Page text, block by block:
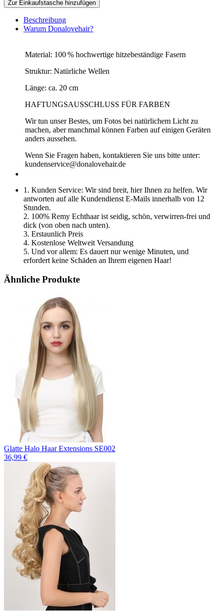
Zur Einkaufstasche hinzufügen
Beschreibung
Warum Donalovehair?
Material: 100 % hochwertige hitzebeständige Fasern
Struktur: Natürliche Wellen
Länge: ca. 20 cm
HAFTUNGSAUSSCHLUSS FÜR FARBEN
Wir tun unser Bestes, um Fotos bei natürlichem Licht zu
machen, aber manchmal können Farben auf einigen Geräten
anders aussehen.
Wenn Sie Fragen haben, kontaktieren Sie uns bitte unter:
kundenservice@donalovehair.de
1. Kunden Service: Wir sind breit, hier Ihnen zu helfen. Wir
antworten auf alle Kundendienst E-Mails innerhalb von 12
Stunden.
2. 100% Remy Echthaar ist seidig, schön, verwirren-frei und
dick (von oben nach unten).
3. Erstaunlich Preis
4. Kostenlose Weltweit Versandung
5. Und vor allem: Es dauert nur wenige Minuten, und
erfordert keine Schäden an Ihrem eigenen Haar!
Ähnliche Produkte
Glatte Halo Haar Extensions SE002
36,99 €